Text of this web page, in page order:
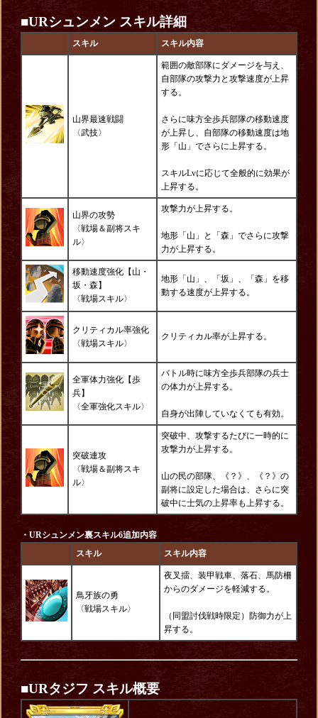
■URシュンメン スキル詳細
スキル スキル内容
山界最速戦闘
〈武技〉
範囲の敵部隊にダメージを与え、
自部隊の攻撃力と攻撃速度が上昇
する。
さらに味方全歩兵部隊の移動速度
が上昇し、自部隊の移動速度は地
形「山」でさらに上昇する。
スキルLvに応じて全般的に効果が
上昇する。
山界の攻勢
〈戦場＆副将スキ
ル〉
攻撃力が上昇する。
地形「山」と「森」でさらに攻撃
力が上昇する。
移動速度強化【山・
坂・森】
〈戦場スキル〉
地形「山」、「坂」、「森」を移
動する速度が上昇する。
クリティカル率強化
〈戦場スキル〉
クリティカル率が上昇する。
全軍体力強化【歩
兵】
〈全軍強化スキル〉
バトル時に味方全歩兵部隊の兵士
の体力が上昇する。
自身が出陣していなくても有効。
突破連攻
〈戦場＆副将スキ
ル〉
突破中、攻撃するたびに一時的に
攻撃力が上昇する。
山の民の部隊、《？》、《？》の
副将に設定した場合は、さらに突
破中に士気の上昇率も上昇する。
・URシュンメン裏スキル6追加内容
スキル
スキル内容
鳥牙族の勇
〈戦場スキル〉
夜叉擂、装甲戦車、落石、馬防柵
からのダメージを軽減する。
（同盟討伐戦時限定）防御力が上
昇する。
■URタジフ スキル概要